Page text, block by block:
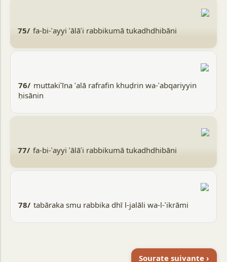
75/ fa-bi-ʾayyi ʾālāʾi rabbikumā tukadhdhibāni
76/ muttakiʾīna ʿalā rafrafin khuḍrin wa-ʿabqariyyin
ḥisānin
77/ fa-bi-ʾayyi ʾālāʾi rabbikumā tukadhdhibāni
78/ tabāraka smu rabbika dhī l-jalāli wa-l-ʾikrāmi
Sourate suivante ›